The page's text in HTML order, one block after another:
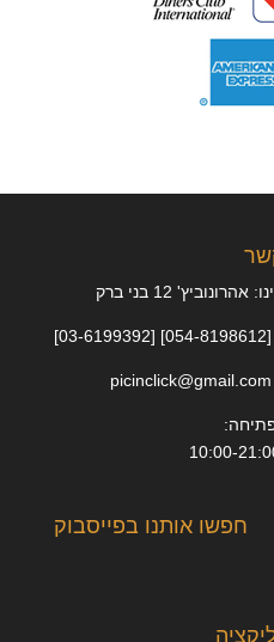
12 בני ברק
חפשו אותנו בפייסבוק